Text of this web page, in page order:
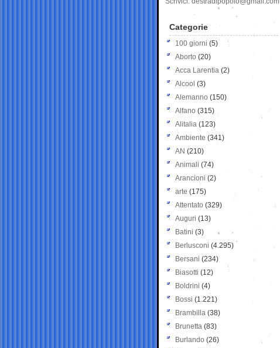
Categorie
100 giorni (5)
Aborto (20)
Acca Larentia (2)
Alcool (3)
Alemanno (150)
Alfano (315)
Alitalia (123)
Ambiente (341)
AN (210)
Animali (74)
Arancioni (2)
arte (175)
Attentato (329)
Auguri (13)
Batini (3)
Berlusconi (4.295)
Bersani (234)
Biasotti (12)
Boldrini (4)
Bossi (1.221)
Brambilla (38)
Brunetta (83)
Burlando (26)